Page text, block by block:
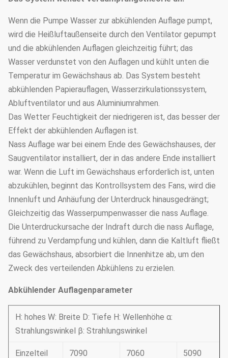
Wenn die Pumpe Wasser zur abkühlenden Auflage pumpt,
wird die Heißluftaußenseite durch den Ventilator gepumpt
und die abkühlenden Auflagen gleichzeitig führt; das
Wasser verdunstet von den Auflagen und kühlt unten die
Temperatur im Gewächshaus ab. Das System besteht
abkühlenden Papierauflagen, Wasserzirkulationssystem,
Abluftventilator und aus Aluminiumrahmen.
Das Wetter Feuchtigkeit der niedrigeren ist, das besser der
Effekt der abkühlenden Auflagen ist.
Nass Auflage war bei einem Ende des Gewächshauses, der
Saugventilator installiert, der in das andere Ende installiert
war. Wenn die Luft im Gewächshaus erforderlich ist, unten
abzukühlen, beginnt das Kontrollsystem des Fans, wird die
Innenluft und Anhäufung der Unterdruck hinausgedrängt;
Gleichzeitig das Wasserpumpenwasser die nass Auflage.
Die Unterdruckursache der Indraft durch die nass Auflage,
führend zu Verdampfung und kühlen, dann die Kaltluft fließt
das Gewächshaus, absorbiert die Innenhitze ab, um den
Zweck des verteilenden Abkühlens zu erzielen.
Abkühlender Auflagenparameter
H: hohes W: Breite D: Tiefe H: Wellenhöhe α:
Strahlungswinkel β: Strahlungswinkel
Einzelteil 7090 7060 5090